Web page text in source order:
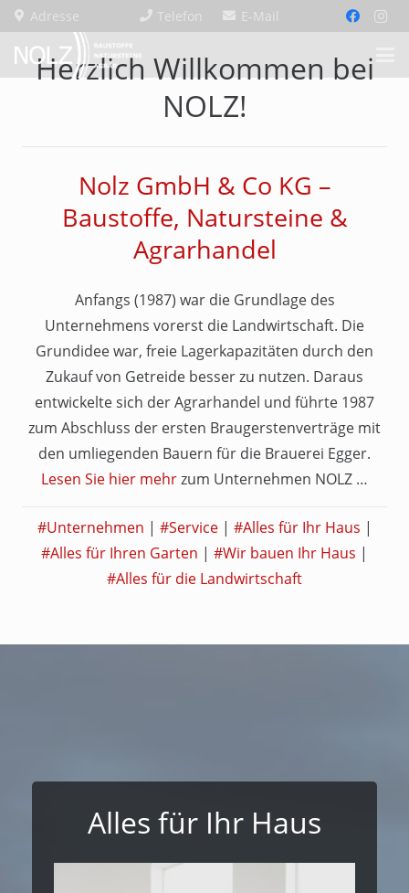
Adresse Telefon E-Mail
Herzlich Willkommen bei
NOLZ!
Nolz GmbH & Co KG –
Baustoffe, Natursteine &
Agrarhandel
Anfangs (1987) war die Grundlage des
Unternehmens vorerst die Landwirtschaft. Die
Grundidee war, freie Lagerkapazitäten durch den
Zukauf von Getreide besser zu nutzen. Daraus
entwickelte sich der Agrarhandel und führte 1987
zum Abschluss der ersten Braugerstenverträge mit
den umliegenden Bauern für die Brauerei Egger.
Lesen Sie hier mehrzum Unternehmen NOLZ …
#Unternehmen | #Service| #Alles für Ihr Haus |
#Alles für Ihren Garten | #Wir bauen Ihr Haus |
#Alles für die Landwirtschaft
Alles für Ihr Haus